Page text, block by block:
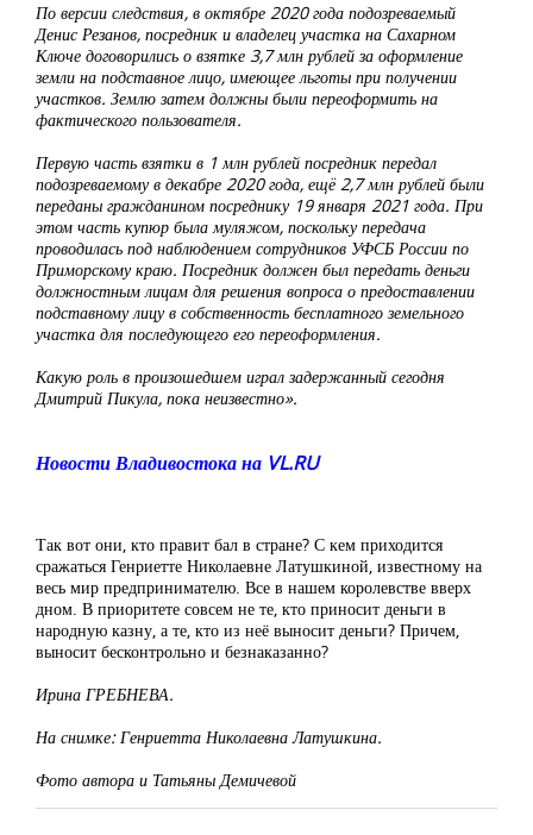
По версии следствия, в октябре 2020 года подозреваемый
Денис Резанов, посредник и владелец участка на Сахарном
Ключе договорились о взятке 3,7 млн рублей за оформление
земли на подставное лицо, имеющее льготы при получении
участков. Землю затем должны были переоформить на
фактического пользователя.
Первую часть взятки в 1 млн рублей посредник передал
подозреваемому в декабре 2020 года, ещё 2,7 млн рублей были
переданы гражданином посреднику 19 января 2021 года. При
этом часть купюр была муляжом, поскольку передача
проводилась под наблюдением сотрудников УФСБ России по
Приморскому краю. Посредник должен был передать деньги
должностным лицам для решения вопроса о предоставлении
подставному лицу в собственность бесплатного земельного
участка для последующего его переоформления.
Какую роль в произошедшем играл задержанный сегодня
Дмитрий Пикула, пока неизвестно».
Новости Владивостока на VL.RU
Так вот они, кто правит бал в стране? С кем приходится
сражаться Генриетте Николаевне Латушкиной, известному на
весь мир предпринимателю. Все в нашем королевстве вверх
дном. В приоритете совсем не те, кто приносит деньги в
народную казну, а те, кто из неё выносит деньги? Причем,
выносит бесконтрольно и безнаказанно?
Ирина ГРЕБНЕВА.
На снимке: Генриетта Николаевна Латушкина.
Фото автора и Татьяны Демичевой